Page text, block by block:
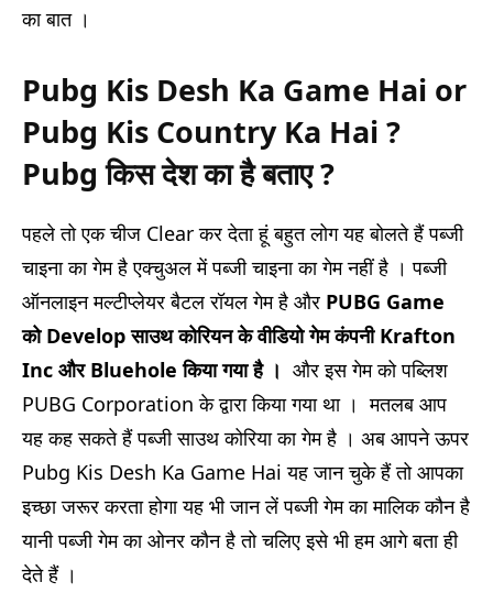
का बात ।
Pubg Kis Desh Ka Game Hai or
Pubg Kis Country Ka Hai ?
Pubg किस देश का है बताए ?
पहले तो एक चीज Clear कर देता हूं बहुत लोग यह बोलते हैं पब्जी
चाइना का गेम है एक्चुअल में पब्जी चाइना का गेम नहीं है ।पब्जी
ऑनलाइन मल्टीप्लेयर बैटल रॉयल गेम है और PUBG Game
को Develop साउथ कोरियन के वीडियो गेम कंपनी Krafton
Inc और Bluehole किया गया है । और इस गेम को पब्लिश
PUBG Corporation के द्वारा किया गया था । मतलब आप
यह कह सकते हैं पब्जी साउथ कोरिया का गेम है । अब आपने ऊपर
Pubg Kis Desh Ka Game Hai यह जान चुके हैं तो आपका
इच्छा जरूर करता होगा यह भी जान लें पब्जी गेम का मालिक कौन है
यानी पब्जी गेम का ओनर कौन है तो चलिए इसे भी हम आगे बता ही
देते हैं ।